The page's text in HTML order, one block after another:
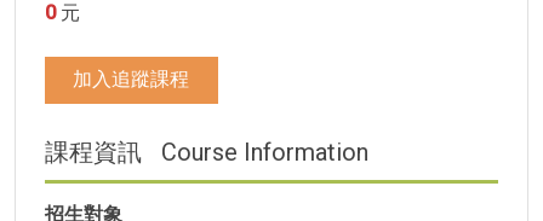
0 元
加入追蹤課程
課程資訊 Course Information
招生對象